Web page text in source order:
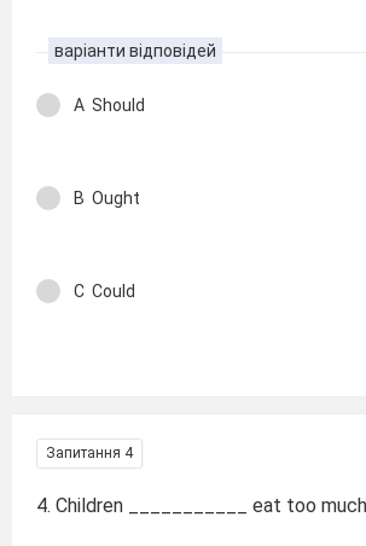
варіанти відповідей
A Should
B Ought
C Could
Запитання 4
4. Children ___________ eat too